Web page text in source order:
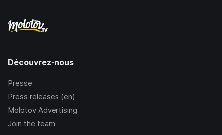
Découvrez-nous
Presse
Press releases (en)
Molotov Advertising
Join the team